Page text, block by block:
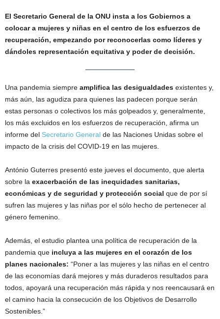
El Secretario General de la ONU insta a los Gobiernos a
colocar a mujeres y niñas en el centro de los esfuerzos de
recuperación, empezando por reconocerlas como líderes y
dándoles representación equitativa y poder de decisión.
Una pandemia siempre amplifica las desigualdades existentes y,
más aún, las agudiza para quienes las padecen porque serán
estas personas o colectivos los más golpeados y, generalmente,
los más excluidos en los esfuerzos de recuperación, afirma un
informe del Secretario General de las Naciones Unidas sobre el
impacto de la crisis del COVID-19 en las mujeres.
António Guterres presentó este jueves el documento, que alerta
sobre la exacerbación de las inequidades sanitarias,
económicas y de seguridad y protección social que de por sí
sufren las mujeres y las niñas por el sólo hecho de pertenecer al
género femenino.
Además, el estudio plantea una política de recuperación de la
pandemia que incluya a las mujeres en el corazón de los
planes nacionales: “Poner a las mujeres y las niñas en el centro
de las economías dará mejores y más duraderos resultados para
todos, apoyará una recuperación más rápida y nos reencausará en
el camino hacia la consecución de los Objetivos de Desarrollo
Sostenibles.”